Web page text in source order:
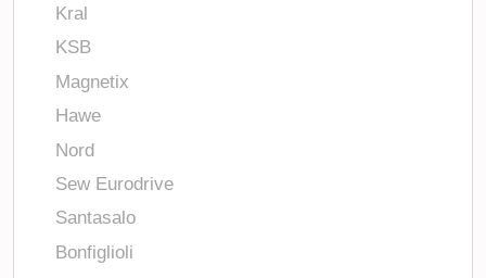
Kral
KSB
Magnetix
Hawe
Nord
Sew Eurodrive
Santasalo
Bonfiglioli